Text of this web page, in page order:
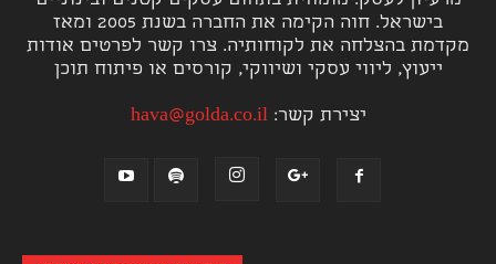
בישראל. חוה הקימה את החברה בשנת 2005 ומאז
מקדמת בהצלחה את לקוחותיה. צרו קשר לפרטים אודות
ייעוץ, ליווי עסקי ושיווקי, קורסים או פיתוח תוכן
יצירת קשר:hava@golda.co.il